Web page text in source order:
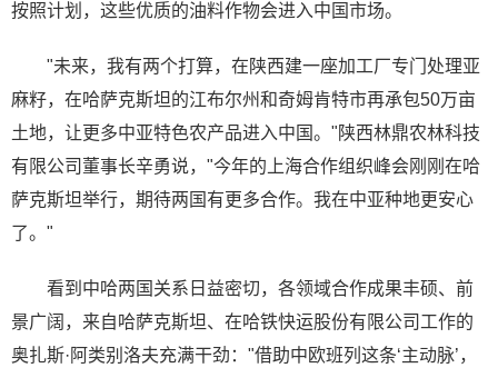
按照计划，这些优质的油料作物会进入中国市场。
"未来，我有两个打算，在陕西建一座加工厂专门处理亚
麻籽，在哈萨克斯坦的江布尔州和奇姆肯特市再承包50万亩
土地，让更多中亚特色农产品进入中国。"陕西林鼎农林科技
有限公司董事长辛勇说，"今年的上海合作组织峰会刚刚在哈
萨克斯坦举行，期待两国有更多合作。我在中亚种地更安心
了。"
看到中哈两国关系日益密切，各领域合作成果丰硕、前
景广阔，来自哈萨克斯坦、在哈铁快运股份有限公司工作的
奥扎斯·阿类别洛夫充满干劲："借助中欧班列这条‘主动脉’，